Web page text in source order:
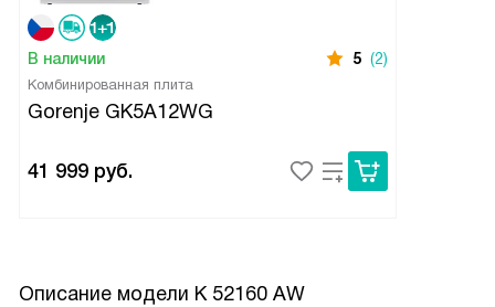
В наличии 5 (2)
Комбинированная плита
Gorenje GK5A12WG
41 999 руб.
Описание модели K 52160 AW